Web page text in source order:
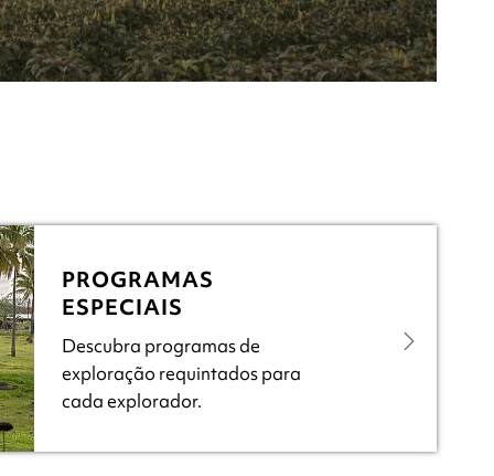
PROGRAMAS
ESPECIAIS
Descubra programas de
exploração requintados para
cada explorador.